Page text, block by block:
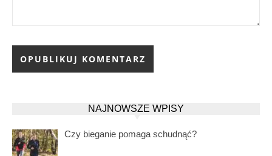
NAJNOWSZE WPISY
Czy bieganie pomaga schudnąć?